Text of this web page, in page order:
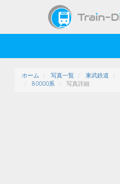
ホーム 写真一覧 東武鉄道
80000系
写真詳細